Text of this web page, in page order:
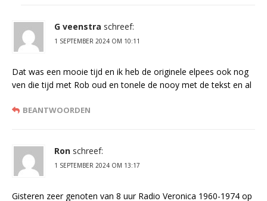
G veenstra schreef:
1 SEPTEMBER 2024 OM 10:11
Dat was een mooie tijd en ik heb de originele elpees ook nog
ven die tijd met Rob oud en tonele de nooy met de tekst en al
BEANTWOORDEN
Ron schreef:
1 SEPTEMBER 2024 OM 13:17
Gisteren zeer genoten van 8 uur Radio Veronica 1960-1974 op